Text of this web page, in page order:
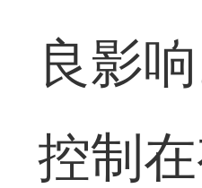
良影
控制